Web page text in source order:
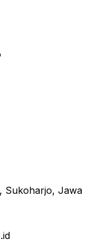
Sukoharjo, Jawa